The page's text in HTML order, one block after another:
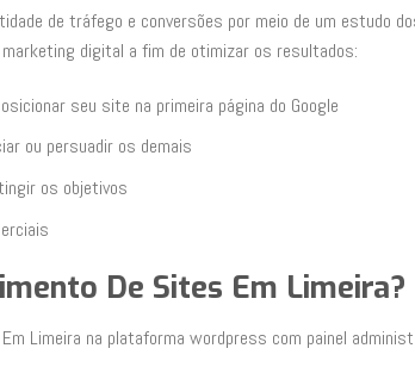
de tráfego e conversões por meio de um estudo
digital a fim de otimizar os resultados:
seu site na primeira página do Google
ou persuadir os demais
os objetivos
De Sites Em Limeira?
Limeira na plataforma wordpress com painel